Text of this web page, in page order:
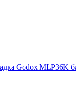
Godox MLP36K